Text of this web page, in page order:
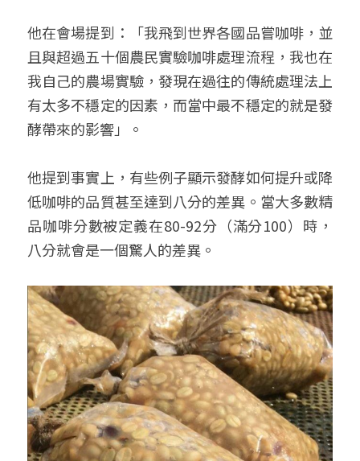
他在會場提到：「我飛到世界各國品嘗咖啡，並
且與超過五十個農民實驗咖啡處理流程，我也在
我自己的農場實驗，發現在過往的傳統處理法上
有太多不穩定的因素，而當中最不穩定的就是發
酵帶來的影響」。
他提到事實上，有些例子顯示發酵如何提升或降
低咖啡的品質甚至達到八分的差異。當大多數精
品咖啡分數被定義在80-92分（滿分100）時，
八分就會是一個驚人的差異。